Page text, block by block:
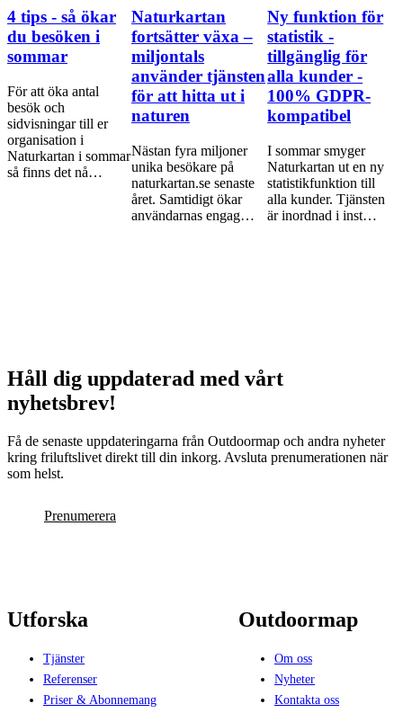
4 tips - så ökar
du besöken i
sommar
För att öka antal
besök och
sidvisningar till er
organisation i
Naturkartan i sommar
så finns det nå…
Naturkartan
fortsätter växa –
miljontals
använder tjänsten
för att hitta ut i
naturen
Nästan fyra miljoner
unika besökare på
naturkartan.se senaste
året. Samtidigt ökar
användarnas engag…
Ny funktion för
statistik -
tillgänglig för
alla kunder -
100% GDPR-
kompatibel
I sommar smyger
Naturkartan ut en ny
statistikfunktion till
alla kunder. Tjänsten
är inordnad i inst…
Håll dig uppdaterad med vårt
nyhetsbrev!
Få de senaste uppdateringarna från Outdoormap och andra nyheter
kring friluftslivet direkt till din inkorg. Avsluta prenumerationen när
som helst.
Prenumerera
Utforska
Tjänster
Referenser
Priser & Abonnemang
Outdoormap
Om oss
Nyheter
Kontakta oss